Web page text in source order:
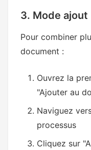
3. Mode ajout
Pour combiner
document :
Ouvrez la
"Ajouter au
Naviguez
processus
Cliquez sur